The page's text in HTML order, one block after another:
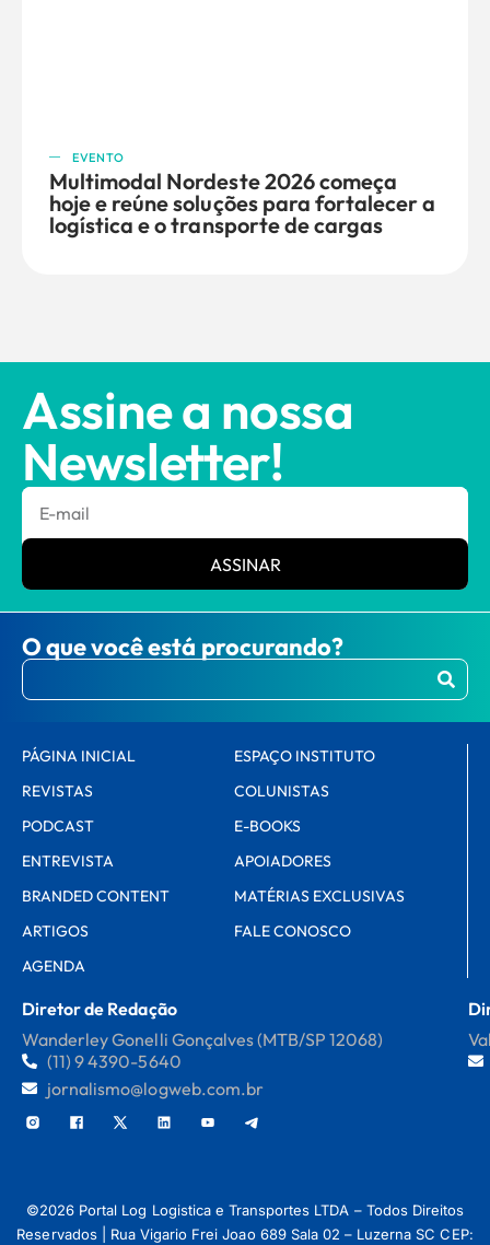
EVENTO
Multimodal Nordeste 2026 começa
hoje e reúne soluções para fortalecer a
logística e o transporte de cargas
Assine a nossa
Newsletter!
ASSINAR
O que você está procurando?
PÁGINA INICIAL
REVISTAS
PODCAST
ENTREVISTA
BRANDED CONTENT
ARTIGOS
AGENDA
ESPAÇO INSTITUTO
COLUNISTAS
E-BOOKS
APOIADORES
MATÉRIAS EXCLUSIVAS
FALE CONOSCO
Diretor de Redação
Wanderley Gonelli Gonçalves (MTB/SP 12068)
(11) 9 4390-5640
jornalismo@logweb.com.br
©2026 Portal Log Logistica e Transportes LTDA – Todos Direitos
Reservados | Rua Vigario Frei Joao 689 Sala 02 – Luzerna SC CEP: